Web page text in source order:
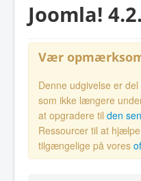
Joomla!
Vær
Denne udgivelse er
som ikke længere
at opgradere til den
Ressourcer til at
tilgængelige på vores